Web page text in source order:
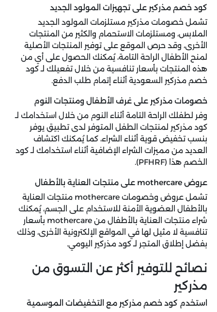
كود خصم مذركير على تجهيزات المولود الجديد
تشمل خصومات مذركير مستلزمات المولود الجديد
الملابس، ومستلزمات الاستحمام والكثير من المنتجات
الأخرى، وقد حرص الموقع على توفير المنتجات الأصلية
لمنح الأطفال الراحة التامة، يُمكنك الحصول على أي من
هذه المنتجات بأسعار تنافسية من خلال تفعيلك لـ كود
خصم مذركير السعودية أثناء إتمام طلب الدفع.
خصومات مذركير على غرف الأطفال ومنتجات النوم
وفر لطفلك الراحة التامة أثناء النوم من خلال استخدامك لـ
كود مذركير لمنتجات الطفل المتوفر لدى تطبيق يوفر
بنسب تخفيض قوية أثناء الشراء، كما يُمكنك اكتشاف
العديد من مميزات الشراء الإضافية أثناء استخدامك لـ كود
الخصم هذا (PFHRF).
عروض mothercare على منتجات العناية بالأطفال
تشمل عروض وخصومات mothercare منتجات العناية
بالأطفال العضوية الأمنة للاستخدام على الجسم، يُمكنك
شراء منتجات العناية بالأطفال من mothercare بأسعار
تنافسية لا مثيل لها في المواقع الإلكترونية الأخرى، وذلك
بفضل إطلاق المتجر لـ كود مذركير اليومي.
نصائح للتوفير أكثر عن التسوق من
مذركير
استخدم كود خصم مذركير مع التخفيضات الموسمية